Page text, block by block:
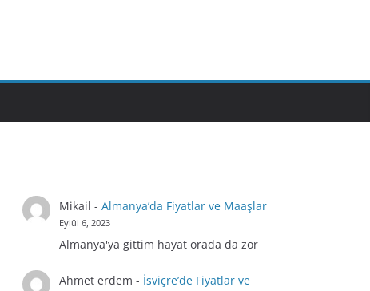
Mikail - Almanya’da Fiyatlar ve Maaşlar
Eylül 6, 2023
Almanya'ya gittim hayat orada da zor
Ahmet erdem - İsviçre’de Fiyatlar ve